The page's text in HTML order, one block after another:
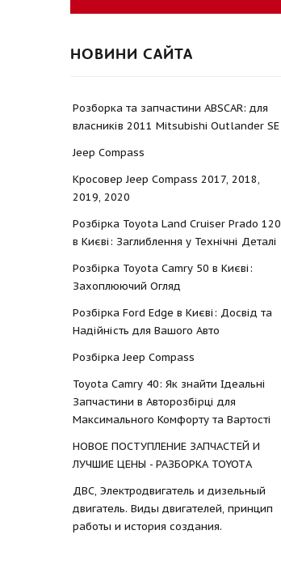
НОВИНИ САЙТА
Розборка та запчастини ABSCAR: для
власників 2011 Mitsubishi Outlander SE
Jeep Compass
Кросовер Jeep Compass 2017, 2018,
2019, 2020
Розбірка Toyota Land Cruiser Prado 120
в Києві: Заглиблення у Технічні Деталі
Розбірка Toyota Camry 50 в Києві:
Захоплюючий Огляд
Розбірка Ford Edge в Києві: Досвід та
Надійність для Вашого Авто
Розбірка Jeep Compass
Toyota Camry 40: Як знайти Ідеальні
Запчастини в Авторозбірці для
Максимального Комфорту та Вартості
НОВОЕ ПОСТУПЛЕНИЕ ЗАПЧАСТЕЙ И
ЛУЧШИЕ ЦЕНЫ - РАЗБОРКА TOYOTА
ДВС, Электродвигатель и дизельный
двигатель. Виды двигателей, принцип
работы и история создания.